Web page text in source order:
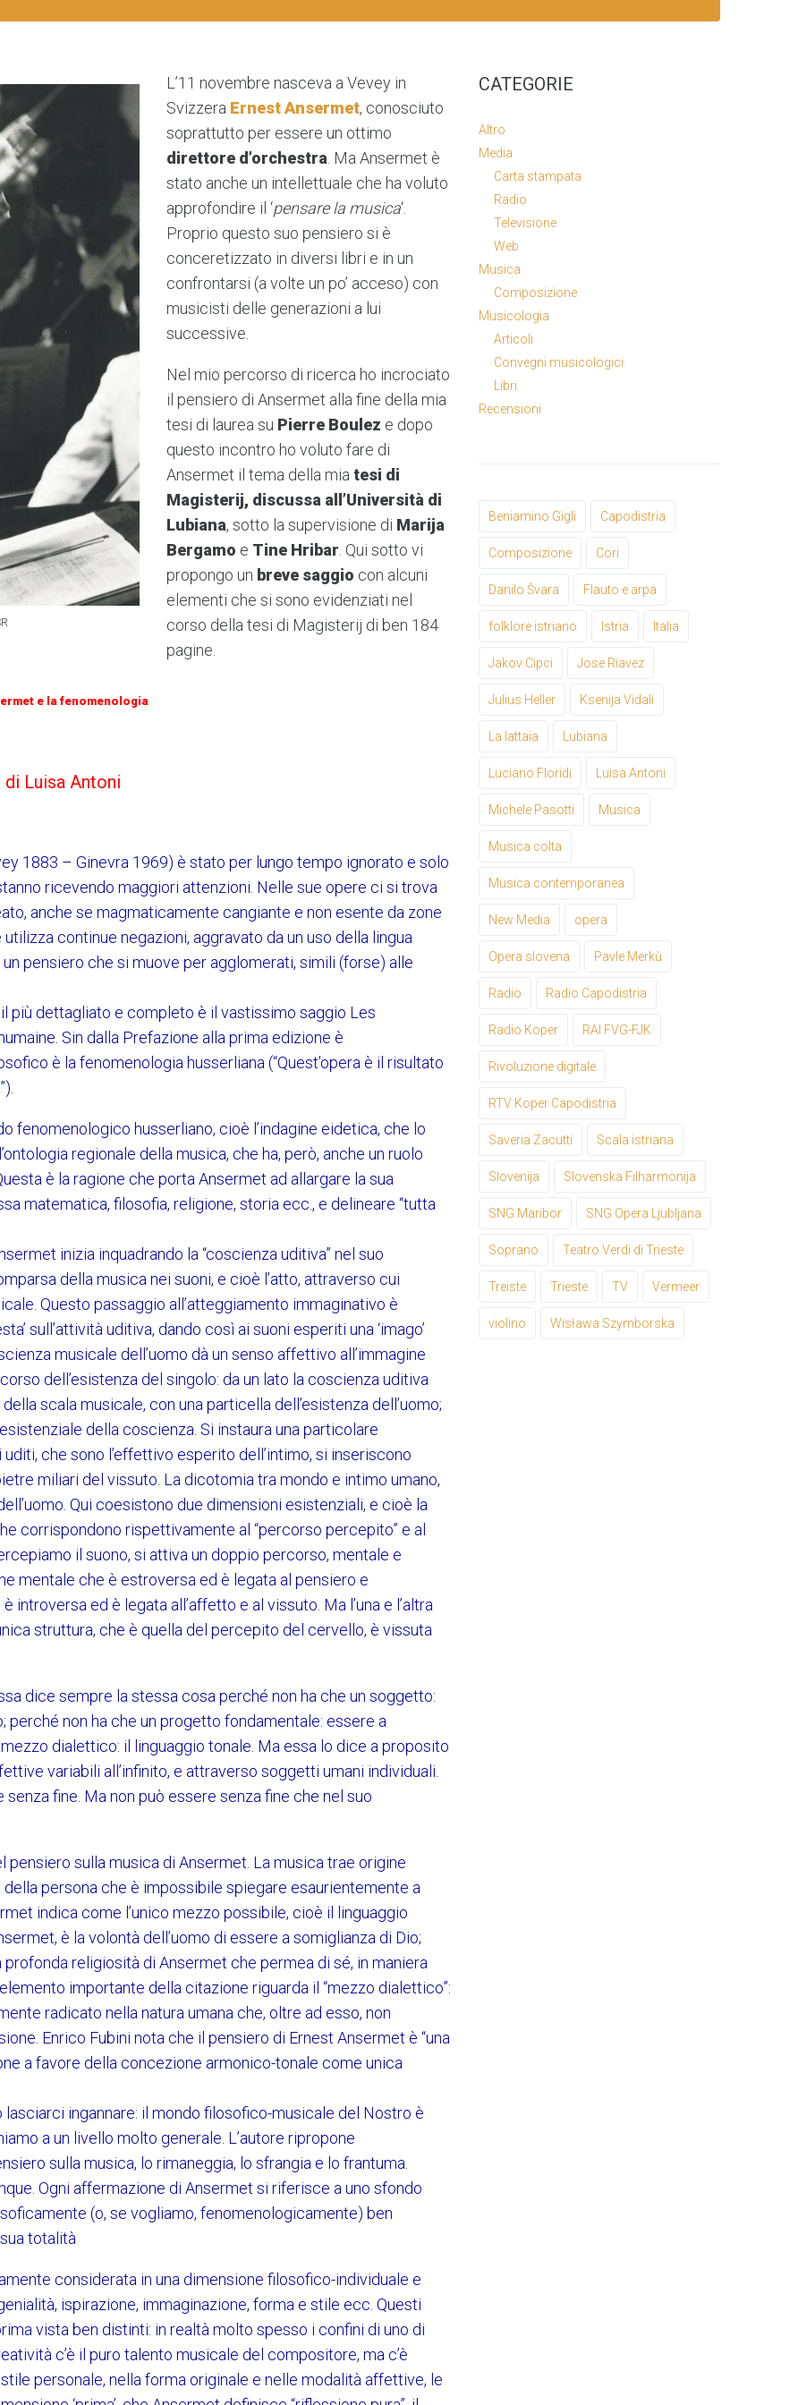
L’11 novembre nasceva a Vevey in
Svizzera Ernest Ansermet, conosciuto
soprattutto per essere un ottimo
direttore d’orchestra . Ma Ansermet è
stato anche un intellettuale che ha voluto
approfondire il ‘pensare la musica‘.
Proprio questo suo pensiero si è
conceretizzato in diversi libri e in un
confrontarsi (a volte un po’ acceso) con
musicisti delle generazioni a lui
successive.
Nel mio percorso di ricerca ho incrociato
il pensiero di Ansermet alla fine della mia
tesi di laurea su Pierre Boulez e dopo
questo incontro ho voluto fare di
Ansermet il tema della mia tesi di
Magisterij, discussa all’Università di
Lubiana, sotto la supervisione di Marija
Bergamo e Tine Hribar . Qui sotto vi
propongo un breve saggio con alcuni
elementi che si sono evidenziati nel
corso della tesi di Magisterij di ben 184
pagine.
e la fenomenologia
di Luisa Antoni
1883 – Ginevra 1969) è stato per lungo tempo ignorato e solo
ricevendo maggiori attenzioni. Nelle sue opere ci si trova
anche se magmaticamente cangiante e non esente da zone
continue negazioni, aggravato da un uso della lingua
pensiero che si muove per agglomerati, simili (forse) alle
più dettagliato e completo è il vastissimo saggio Les
Sin dalla Prefazione alla prima edizione è
è la fenomenologia husserliana (“Quest’opera è il risultato
fenomenologico husserliano, cioè l’indagine eidetica, che lo
regionale della musica, che ha, però, anche un ruolo
è la ragione che porta Ansermet ad allargare la sua
matematica, filosofia, religione, storia ecc., e delineare “tutta
inizia inquadrando la “coscienza uditiva” nel suo
della musica nei suoni, e cioè l’atto, attraverso cui
Questo passaggio all’atteggiamento immaginativo è
sull’attività uditiva, dando così ai suoni esperiti una ‘imago’
musicale dell’uomo dà un senso affettivo all’immagine
dell’esistenza del singolo: da un lato la coscienza uditiva
scala musicale, con una particella dell’esistenza dell’uomo;
della coscienza. Si instaura una particolare
che sono l’effettivo esperito dell’intimo, si inseriscono
miliari del vissuto. La dicotomia tra mondo e intimo umano,
Qui coesistono due dimensioni esistenziali, e cioè la
corrispondono rispettivamente al “percorso percepito” e al
il suono, si attiva un doppio percorso, mentale e
mentale che è estroversa ed è legata al pensiero e
introversa ed è legata all’affetto e al vissuto. Ma l’una e l’altra
struttura, che è quella del percepito del cervello, è vissuta
dice sempre la stessa cosa perché non ha che un soggetto:
perché non ha che un progetto fondamentale: essere a
dialettico: il linguaggio tonale. Ma essa lo dice a proposito
variabili all’infinito, e attraverso soggetti umani individuali.
fine. Ma non può essere senza fine che nel suo
sulla musica di Ansermet. La musica trae origine
persona che è impossibile spiegare esaurientemente a
indica come l’unico mezzo possibile, cioè il linguaggio
è la volontà dell’uomo di essere a somiglianza di Dio;
religiosità di Ansermet che permea di sé, in maniera
importante della citazione riguarda il “mezzo dialettico”:
radicato nella natura umana che, oltre ad esso, non
Enrico Fubini nota che il pensiero di Ernest Ansermet è “una
a favore della concezione armonico-tonale come unica
ingannare: il mondo filosofico-musicale del Nostro è
a un livello molto generale. L’autore ripropone
sulla musica, lo rimaneggia, lo sfrangia e lo frantuma.
Ogni affermazione di Ansermet si riferisce a uno sfondo
(o, se vogliamo, fenomenologicamente) ben
totalità
considerata in una dimensione filosofico-individuale e
ispirazione, immaginazione, forma e stile ecc. Questi
vista ben distinti: in realtà molto spesso i confini di uno di
c’è il puro talento musicale del compositore, ma c’è
personale, nella forma originale e nelle modalità affettive, le
CATEGORIE
Altro
Media
Carta stampata
Radio
Televisione
Web
Musica
Composizione
Musicologia
Articoli
Convegni musicologici
Libri
Recensioni
Beniamino Gigli Capodistria
Composizione Cori
Danilo Švara Flauto e arpa
folklore istriano Istria Italia
Jakov Cipci Jose Riavez
Julius Heller Ksenija Vidali
La lattaia Lubiana
Luciano Floridi Luisa Antoni
Michele Pasotti Musica
Musica colta
Musica contemporanea
New Media opera
Opera slovena Pavle Merkù
Radio Radio Capodistria
Radio Koper RAI FVG-FJK
Rivoluzione digitale
RTV Koper Capodistria
Saveria Zacutti Scala istriana
Slovenija Slovenska Filharmonija
SNG Maribor SNG Opera Ljubljana
Soprano Teatro Verdi di Trieste
Treiste Trieste TV Vermeer
violino Wisława Szymborska